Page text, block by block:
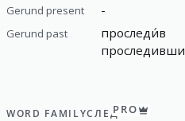
Gerund present -
Gerund past
проследи́в
проследивши
WORD FAMILYСЛЕДPRO